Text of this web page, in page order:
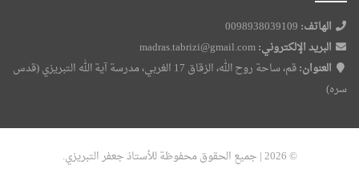
الهاتف:
البريد الإلكتروني:
العنوان:
قم، ساحة روح الله، الزقاق 17 الغربي، مدرسة آية الله التبريزي (قدس
سره)
© 2026 | جميع الحقوق محفوظة للأستاذ جعفر التبريزي.